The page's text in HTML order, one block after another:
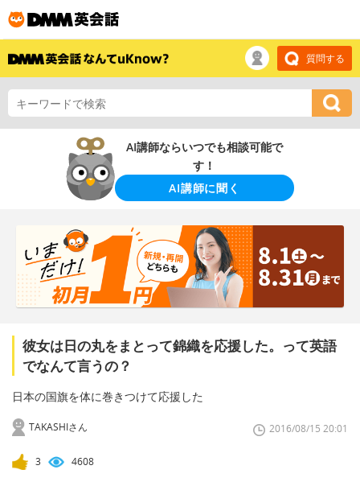
質問する
AI講師ならいつでも相談可能で
す！
AI講師に聞く
彼女は日の丸をまとって錦織を応援した。って英語
でなんて言うの？
日本の国旗を体に巻きつけて応援した
TAKASHIさん 2016/08/15 20:01
3 4608